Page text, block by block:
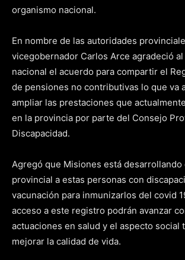
organismo nacional.
En nombre de las autoridades
vicegobernador Carlos Arce agradeció
nacional el acuerdo para compartir el
de pensiones no contributivas lo que va
ampliar las prestaciones que
en la provincia por parte del Consejo
Discapacidad.
Agregó que Misiones está desarrollando
provincial a estas personas con
vacunación para inmunizarlos del covid
acceso a este registro podrán avanzar
actuaciones en salud y el aspecto social
mejorar la calidad de vida.